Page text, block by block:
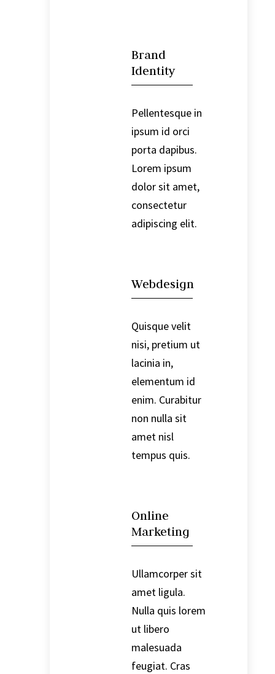
Brand
Identity
Pellentesque in
ipsum id orci
porta dapibus.
Lorem ipsum
dolor sit amet,
consectetur
adipiscing elit.
Webdesign
Quisque velit
nisi, pretium ut
lacinia in,
elementum id
enim. Curabitur
non nulla sit
amet nisl
tempus quis.
Online
Marketing
Ullamcorper sit
amet ligula.
Nulla quis lorem
ut libero
malesuada
feugiat. Cras